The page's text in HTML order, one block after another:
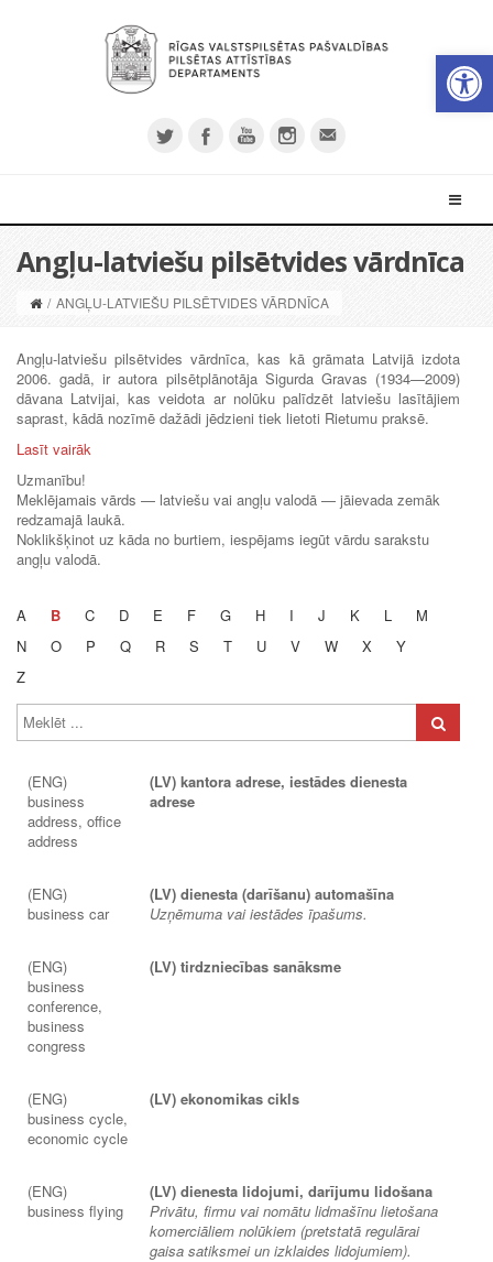
Angļu-latviešu pilsētvides vārdnīca
/ ANGĻU-LATVIEŠU PILSĒTVIDES VĀRDNĪCA
Angļu-latviešu pilsētvides vārdnīca, kas kā grāmata Latvijā izdota
2006. gadā, ir autora pilsētplānotāja Sigurda Gravas (1934—2009)
dāvana Latvijai, kas veidota ar nolūku palīdzēt latviešu lasītājiem
saprast, kādā nozīmē dažādi jēdzieni tiek lietoti Rietumu praksē.
Lasīt vairāk
Uzmanību!
Meklējamais vārds — latviešu vai angļu valodā — jāievada zemāk
redzamajā laukā.
Noklikšķinot uz kāda no burtiem, iespējams iegūt vārdu sarakstu
angļu valodā.
A B C D E F G H I J K L
M
N
O P Q R S T U V W X
Y
Z
(ENG)
business
address, office
address
(LV) kantora adrese, iestādes dienesta
adrese
(ENG)
business car
(LV) dienesta (darīšanu) automašīna
Uzņēmuma vai iestādes īpašums.
(ENG)
business
conference,
business
congress
(LV) tirdzniecības sanāksme
(ENG)
business cycle,
economic cycle
(LV) ekonomikas cikls
(ENG)
business flying
(LV) dienesta lidojumi, darījumu lidošana
Privātu, firmu vai nomātu lidmašīnu lietošana
komerciāliem nolūkiem (pretstatā regulārai
gaisa satiksmei un izklaides lidojumiem).